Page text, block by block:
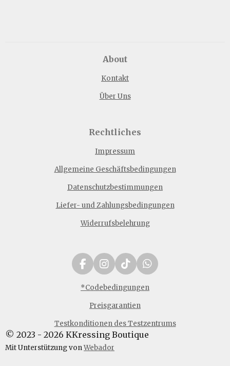
About
Kontakt
Über Uns
Rechtliches
Impressum
Allgemeine Geschäftsbedingungen
Datenschutzbestimmungen
Liefer- und Zahlungsbedingungen
Widerrufsbelehrung
F
a
c
o
k
I
n
s
a
r
a
m
T
i
k
o
W
h
a
p
p
*Codebedingungen
Preisgarantien
Testkonditionen des Testzentrums
© 2023 - 2026 KKressing Boutique
Mit Unterstützung vonWebador